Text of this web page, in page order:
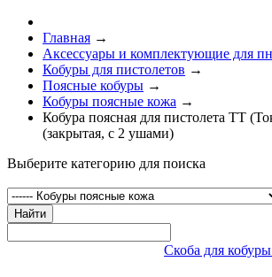
Главная →
Аксессуары и комплектующие для
Кобуры для пистолетов →
Поясные кобуры →
Кобуры поясные кожа →
Кобура поясная для пистолета ТТ
(закрытая, с 2 ушами)
Выберите категорию для поиска
Найти
Скоба для